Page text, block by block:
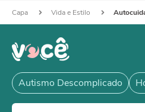
Capa Vida e Estilo
Autismo Descomplicado